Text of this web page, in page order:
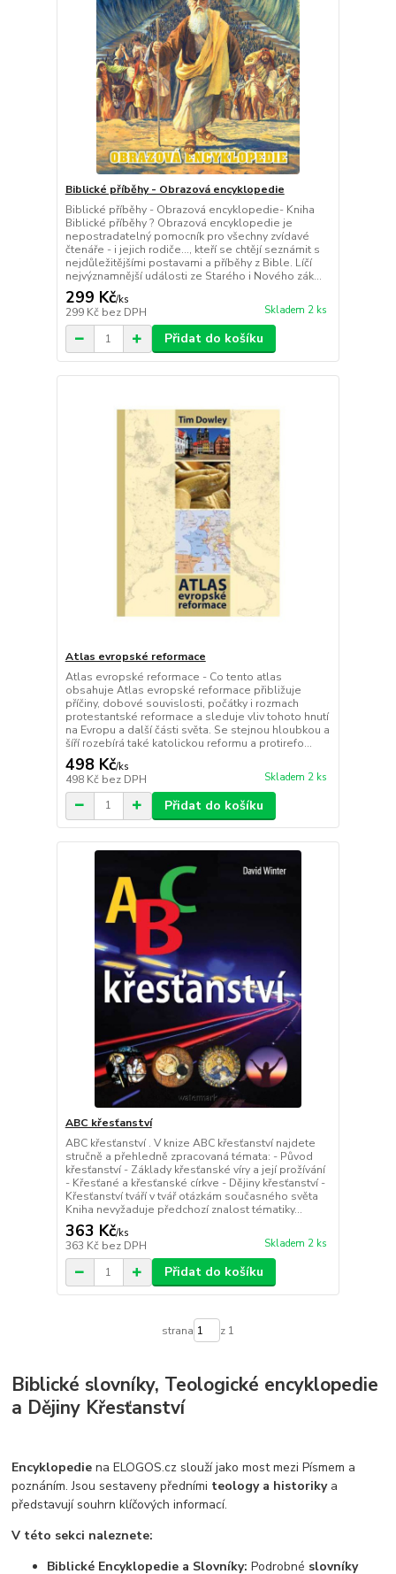
Biblické příběhy - Obrazová encyklopedie
Biblické příběhy - Obrazová encyklopedie- Kniha
Biblické příběhy ? Obrazová encyklopedie je
nepostradatelný pomocník pro všechny zvídavé
čtenáře - i jejich rodiče..., kteří se chtějí seznámit s
nejdůležitějšími postavami a příběhy z Bible. Líčí
nejvýznamnější události ze Starého i Nového zák...
299 Kč/ks
299 Kč bez DPH Skladem 2 ks
Přidat do košíku
Atlas evropské reformace
Atlas evropské reformace - Co tento atlas
obsahuje Atlas evropské reformace přibližuje
příčiny, dobové souvislosti, počátky i rozmach
protestantské reformace a sleduje vliv tohoto hnutí
na Evropu a další části světa. Se stejnou hloubkou a
šíří rozebírá také katolickou reformu a protirefo...
498 Kč/ks
498 Kč bez DPH Skladem 2 ks
Přidat do košíku
ABC křesťanství
ABC křesťanství . V knize ABC křesťanství najdete
stručně a přehledně zpracovaná témata: - Původ
křesťanství - Základy křesťanské víry a její prožívání
- Křesťané a křesťanské církve - Dějiny křesťanství -
Křesťanství tváří v tvář otázkám současného světa
Kniha nevyžaduje předchozí znalost tématiky...
363 Kč/ks
363 Kč bez DPH Skladem 2 ks
Přidat do košíku
strana z 1
Biblické slovníky, Teologické encyklopedie
a Dějiny Křesťanství
Encyklopedie na ELOGOS.cz slouží jako most mezi Písmem a
poznáním. Jsou sestaveny předními teology a historikya
představují souhrn klíčových informací.
V této sekci naleznete:
Biblické Encyklopedie a Slovníky: Podrobné slovníky